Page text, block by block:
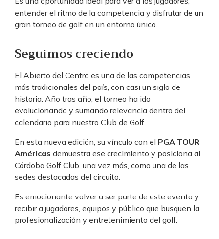
entender el ritmo de la competencia y disfrutar de un
gran torneo de golf en un entorno único.
Seguimos creciendo
El Abierto del Centro es una de las competencias
más tradicionales del país, con casi un siglo de
historia. Año tras año, el torneo ha ido
evolucionando y sumando relevancia dentro del
calendario para nuestro Club de Golf.
En esta nueva edición, su vínculo con el PGA TOUR
Américas demuestra ese crecimiento y posiciona al
Córdoba Golf Club, una vez más, como una de las
sedes destacadas del circuito.
Es emocionante volver a ser parte de este evento y
recibir a jugadores, equipos y público que busquen la
profesionalización y entretenimiento del golf.